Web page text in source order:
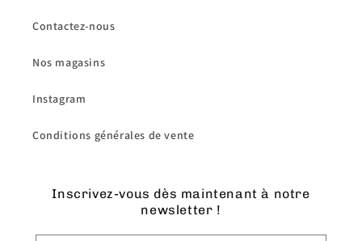
Contactez-nous
Nos magasins
Instagram
Conditions générales de vente
Inscrivez-vous dès maintenant à notre
newsletter !